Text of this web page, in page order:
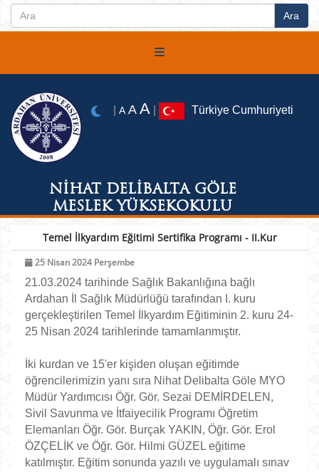
NİHAT DELİBALTA GÖLE
MESLEK YÜKSEKOKULU
A A A Türkiye Cumhuriyeti
Temel İlkyardım Eğitimi Sertifika Programı - II.Kur
25 Nisan 2024 Perşembe
21.03.2024 tarihinde Sağlık Bakanlığına bağlı
Ardahan İl Sağlık Müdürlüğü tarafından I. kuru
gerçekleştirilen Temel İlkyardım Eğitiminin 2. kuru 24-
25 Nisan 2024 tarihlerinde tamamlanmıştır.
İki kurdan ve 15'er kişiden oluşan eğitimde
öğrencilerimizin yanı sıra Nihat Delibalta Göle MYO
Müdür Yardımcısı Öğr. Gör. Sezai DEMİRDELEN,
Sivil Savunma ve İtfaiyecilik Programı Öğretim
Elemanları Öğr. Gör. Burçak YAKIN, Öğr. Gör. Erol
ÖZÇELİK ve Öğr. Gör. Hilmi GÜZEL eğitime
katılmıştır. Eğitim sonunda yazılı ve uygulamalı sınav